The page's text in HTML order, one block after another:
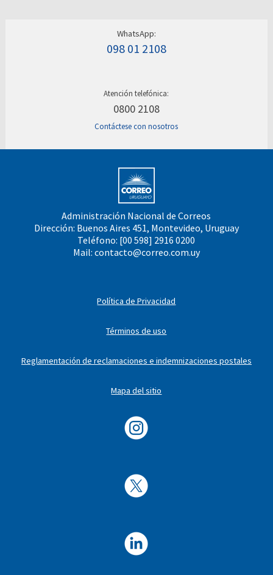
WhatsApp:
098 01 2108
Atención telefónica:
0800 2108
Contáctese con nosotros
Administración Nacional de Correos
Dirección: Buenos Aires 451, Montevideo, Uruguay
Teléfono: [00 598] 2916 0200
Mail: contacto@correo.com.uy
Política de Privacidad
Términos de uso
Reglamentación de reclamaciones e indemnizaciones postales
Mapa del sitio